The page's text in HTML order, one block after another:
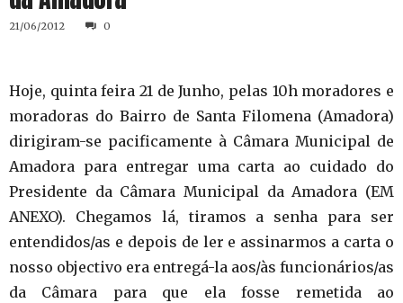
21/06/2012 0
Hoje, quinta feira 21 de Junho, pelas 10h moradores e
moradoras do Bairro de Santa Filomena (Amadora)
dirigiram-se pacificamente à Câmara Municipal de
Amadora para entregar uma carta ao cuidado do
Presidente da Câmara Municipal da Amadora (EM
ANEXO). Chegamos lá, tiramos a senha para ser
entendidos/as e depois de ler e assinarmos a carta o
nosso objectivo era entregá-la aos/às funcionários/as
da Câmara para que ela fosse remetida ao